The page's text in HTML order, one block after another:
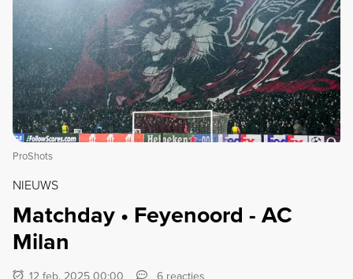
ProShots
NIEUWS
Matchday • Feyenoord - AC
Milan